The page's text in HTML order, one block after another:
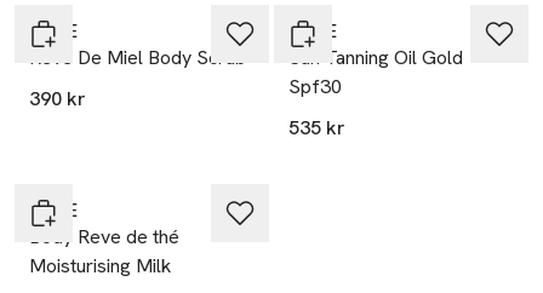
NUXE
Reve De Miel Body Scrub
390 kr
NUXE
Sun Tanning Oil Gold
Spf30
535 kr
NUXE
Body Reve de thé
Moisturising Milk